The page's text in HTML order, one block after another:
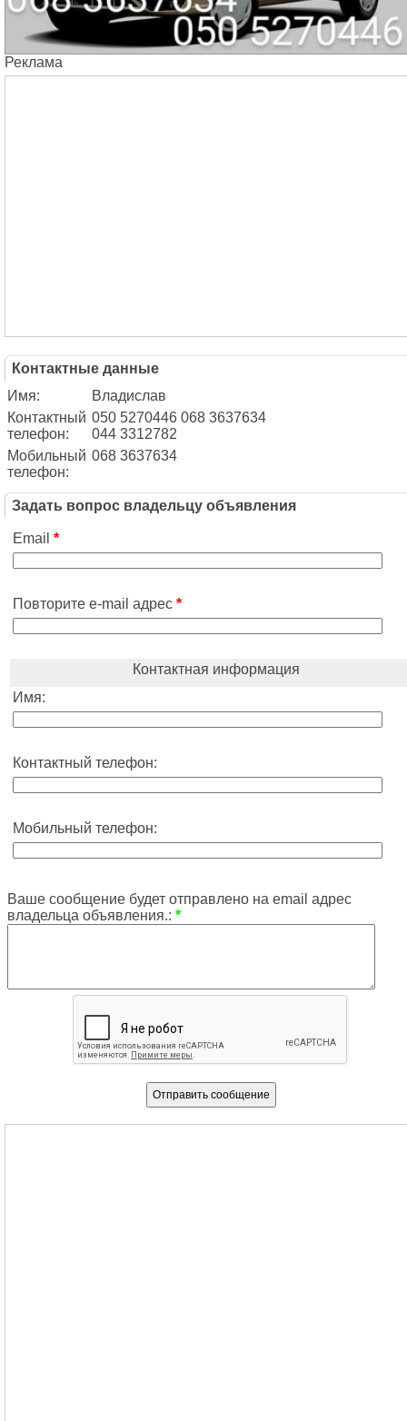
Реклама
Контактные данные
Имя:
Владислав
Контактный
телефон:
050 5270446 068 3637634
044 3312782
Мобильный
телефон:
068 3637634
Задать вопрос владельцу объявления
Email *
Повторите e-mail адрес *
Контактная информация
Имя:
Контактный телефон:
Мобильный телефон:
Ваше сообщение будет отправлено на email адрес
владельца объявления.: *